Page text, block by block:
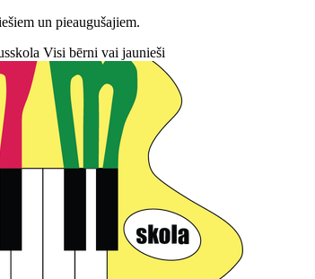
un pieaugušajiem.
Visi bērni vai jaunieši